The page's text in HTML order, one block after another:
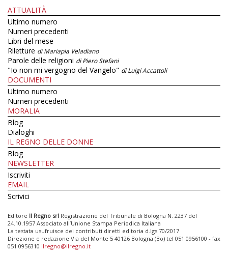
ATTUALITÀ
Ultimo numero
Numeri precedenti
Libri del mese
Riletture di Mariapia Veladiano
Parole delle religioni di Piero Stefani
"Io non mi vergogno del Vangelo" di Luigi Accattoli
DOCUMENTI
Ultimo numero
Numeri precedenti
MORALIA
Blog
Dialoghi
IL REGNO DELLE DONNE
Blog
NEWSLETTER
Iscriviti
EMAIL
Scrivici
Editore Il Regno srl Registrazione del Tribunale di Bologna N. 2237 del
24.10.1957 Associato all’Unione Stampa Periodica Italiana
La testata usufruisce dei contributi diretti editoria d.lgs 70/2017
Direzione e redazione Via del Monte 5 40126 Bologna (Bo) tel 051 0956100 - fax
051 0956310 ilregno@ilregno.it